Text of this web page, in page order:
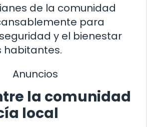
de la comunidad
para
y el bienestar
habitantes.
Anuncios
la comunidad
local